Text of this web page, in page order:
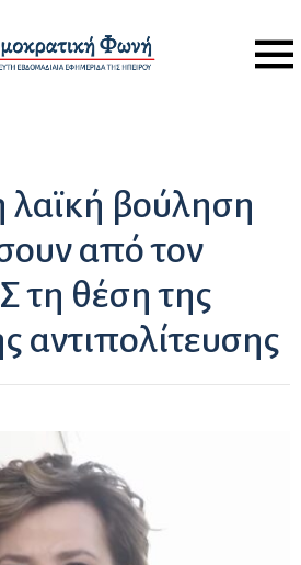
Menu
λαϊκή βούληση
από τον
τη θέση της
αντιπολίτευσης